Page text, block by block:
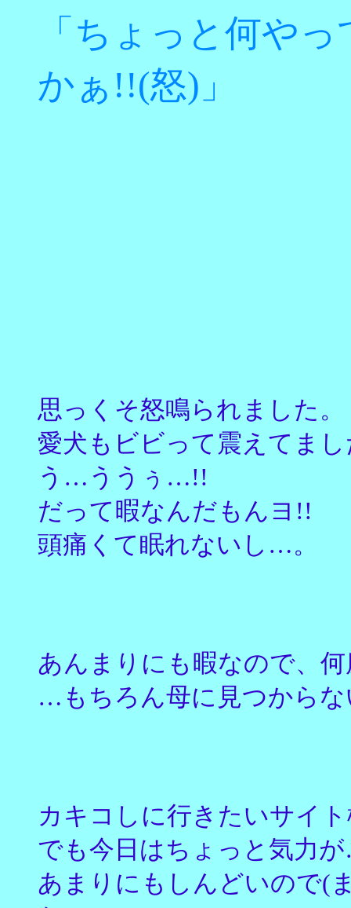
「ちょっと何や
かぁ!!(怒)」
思っくそ怒鳴られました。
愛犬もビビって震えてま
う…ううぅ…!!
だって暇なんだもんヨ!!
頭痛くて眠れないし…。
あんまりにも暇なので、
…もちろん母に見つから
カキコしに行きたいサイ
でも今日はちょっと気力
あまりにもしんどいので(